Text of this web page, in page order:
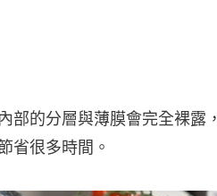
部的分層與薄膜會完全裸露，
省很多時間。